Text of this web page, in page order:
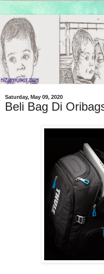
Saturday, May 09, 2020
Beli Bag Di